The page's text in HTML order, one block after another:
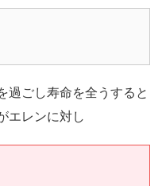
過ごし寿命を全うすると
エレンに対し